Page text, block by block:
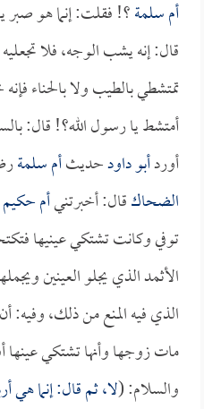
أم سلمة؟! فقلت: إنما هو صبر
قال: إنه يشب الوجه، فلا تجعليه
تمتشطي بالطيب ولا بالحناء
أمتشط يا رسول الله؟! قال:
أوردأبو داودحديثأم سلمة
الضحاكقال: أخبرتنيأم
توفي وكانت تشتكي عينيها
الأثمد الذي يجلو العينين
الذي فيه المنع من ذلك، وفيه:
مات زوجها وأنها تشتكي عينها
والسلام: (لا، ثم قال: إنما هي